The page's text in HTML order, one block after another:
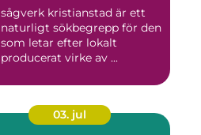
sågverk kristianstad är ett
naturligt sökbegrepp för den
som letar efter lokalt
producerat virke av ...
03. jul